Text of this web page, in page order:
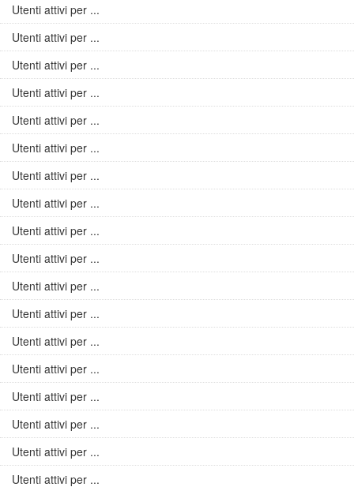
Utenti attivi per ...
Utenti attivi per ...
Utenti attivi per ...
Utenti attivi per ...
Utenti attivi per ...
Utenti attivi per ...
Utenti attivi per ...
Utenti attivi per ...
Utenti attivi per ...
Utenti attivi per ...
Utenti attivi per ...
Utenti attivi per ...
Utenti attivi per ...
Utenti attivi per ...
Utenti attivi per ...
Utenti attivi per ...
Utenti attivi per ...
Utenti attivi per ...